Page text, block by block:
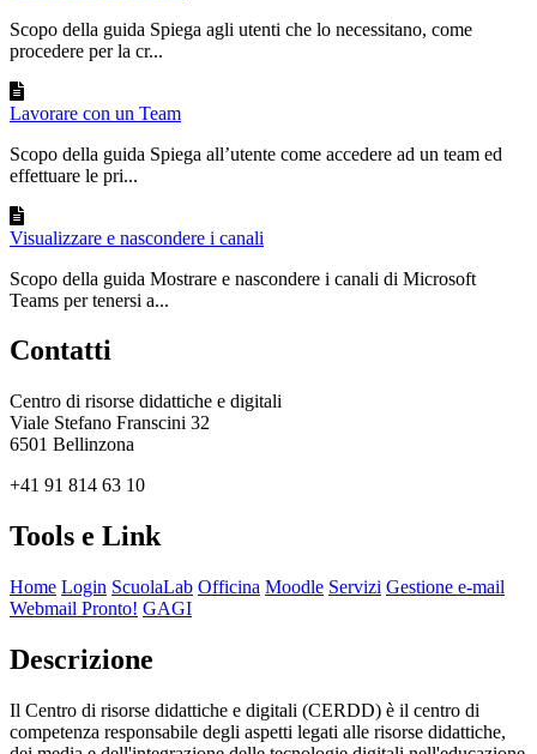
Scopo della guida Spiega agli utenti che lo necessitano, come
procedere per la cr...
Lavorare con un Team
Scopo della guida Spiega all’utente come accedere ad un team ed
effettuare le pri...
Visualizzare e nascondere i canali
Scopo della guida Mostrare e nascondere i canali di Microsoft
Teams per tenersi a...
Contatti
Centro di risorse didattiche e digitali
Viale Stefano Franscini 32
6501 Bellinzona
+41 91 814 63 10
Tools e Link
Home Login ScuolaLab Officina Moodle Servizi Gestione e-mail
Webmail Pronto! GAGI
Descrizione
Il Centro di risorse didattiche e digitali (CERDD) è il centro di
competenza responsabile degli aspetti legati alle risorse didattiche,